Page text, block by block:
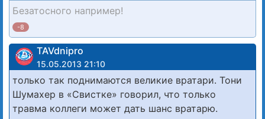
Безатосного например!
-8
TAVdnipro
15.05.2013 21:10
только так поднимаются великие вратари. Тони
Шумахер в «Свистке» говорил, что только
травма коллеги может дать шанс вратарю.